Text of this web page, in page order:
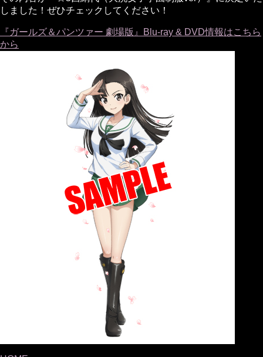
しました！ぜひチェックしてください！
『ガールズ＆パンツァー 劇場版』Blu-ray & DVD情報はこちら
から